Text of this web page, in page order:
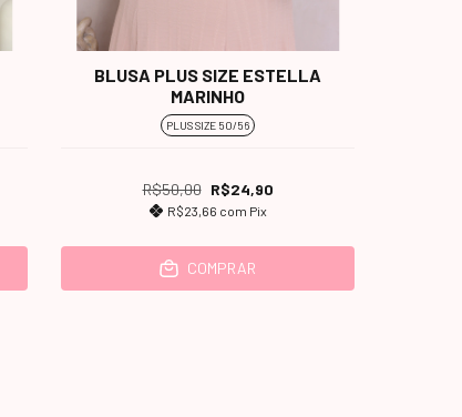
BLUSA PLUS SIZE ESTELLA
MARINHO
PLUS SIZE 50/56
R$50,00 R$24,90
R$23,66 com Pix
COMPRAR